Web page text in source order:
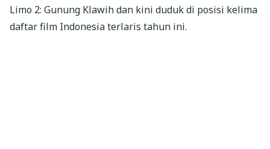
Limo 2: Gunung Klawih dan kini duduk di posisi kelima
daftar film Indonesia terlaris tahun ini.